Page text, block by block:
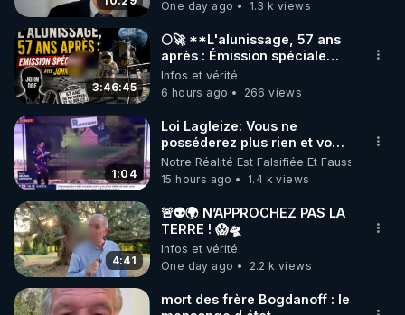
code : REGENERE10
▶ 30 jours gratuit sur l’application de méditation et
de bien-être ENVOL :
Rendez-vous sur https://www.envol.app/code
le code : REGENERE
One day ago 1.3 k views
3:46:45
🌕🚀 **L'alunissage, 57 ans
après : Émission spéciale
avec John Doe !** 👨 🚀✨
Infos et vérité
6 hours ago
266 views
1:04
Loi Lagleize: Vous ne
posséderez plus rien et vous
serez heureux !
Notre Réalité Est Falsifiée Et Fausse
15 hours ago
1.4 k views
4:41
🚨👽🌍 N’APPROCHEZ PAS LA
TERRE ! 😱🛸
Infos et vérité
One day ago
2.2 k views
mort des frère Bogdanoff : le